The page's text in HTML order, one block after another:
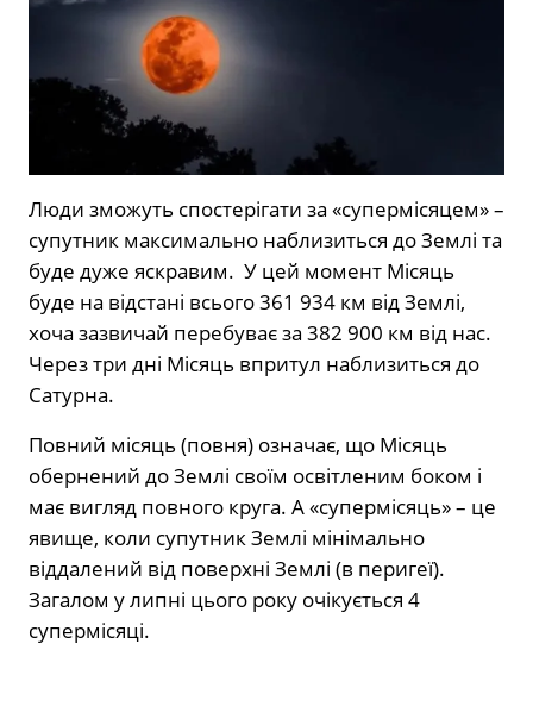
Люди зможуть спостерігати за «супермісяцем» –
супутник максимально наблизиться до Землі та
буде дуже яскравим. У цей момент Місяць
буде на відстані всього 361 934 км від Землі,
хоча зазвичай перебуває за 382 900 км від нас.
Через три дні Місяць впритул наблизиться до
Сатурна.
Повний місяць (повня) означає, що Місяць
обернений до Землі своїм освітленим боком і
має вигляд повного круга. А «супермісяць» – це
явище, коли супутник Землі мінімально
віддалений від поверхні Землі (в перигеї).
Загалом у липні цього року очікується 4
супермісяці.